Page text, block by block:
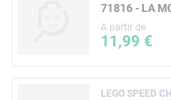
71816 - LA
A partir de
11,99 €
LEGO SPEED